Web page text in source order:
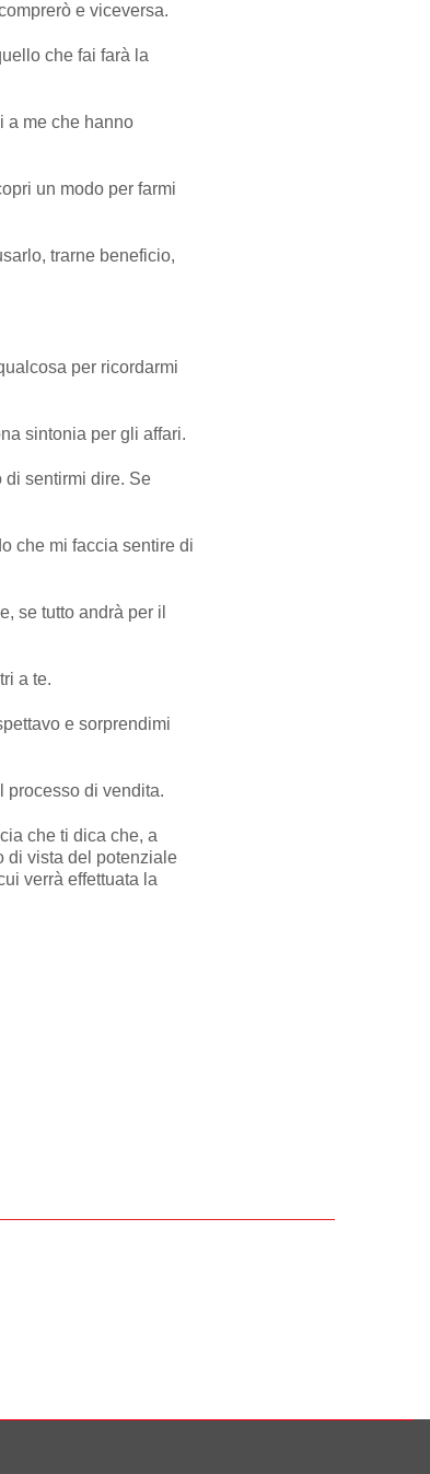
e viceversa.
che fai farà la
a me che hanno
un modo per farmi
trarne beneficio,
per ricordarmi
sintonia per gli affari.
di sentirmi dire. Se
che mi faccia sentire di
se tutto andrà per il
a te.
e sorprendimi
processo di vendita.
che ti dica che, a
di vista del potenziale
verrà effettuata la